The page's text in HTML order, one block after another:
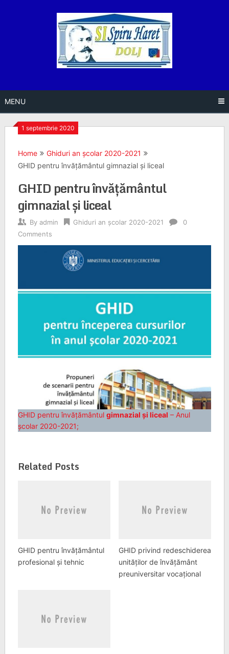
MENU
1 septembrie 2020
Home
Ghiduri an școlar 2020-2021
GHID pentru învățământul gimnazial și liceal
GHID pentru învățământul
gimnazial și liceal
By admin Ghiduri an școlar 2020-2021
0
Comments
GHID pentru învățământul gimnazial și liceal – Anul
școlar 2020-2021;
Related Posts
GHID pentru învățământul
profesional și tehnic
GHID privind redeschiderea
unităților de învățământ
preuniversitar vocațional